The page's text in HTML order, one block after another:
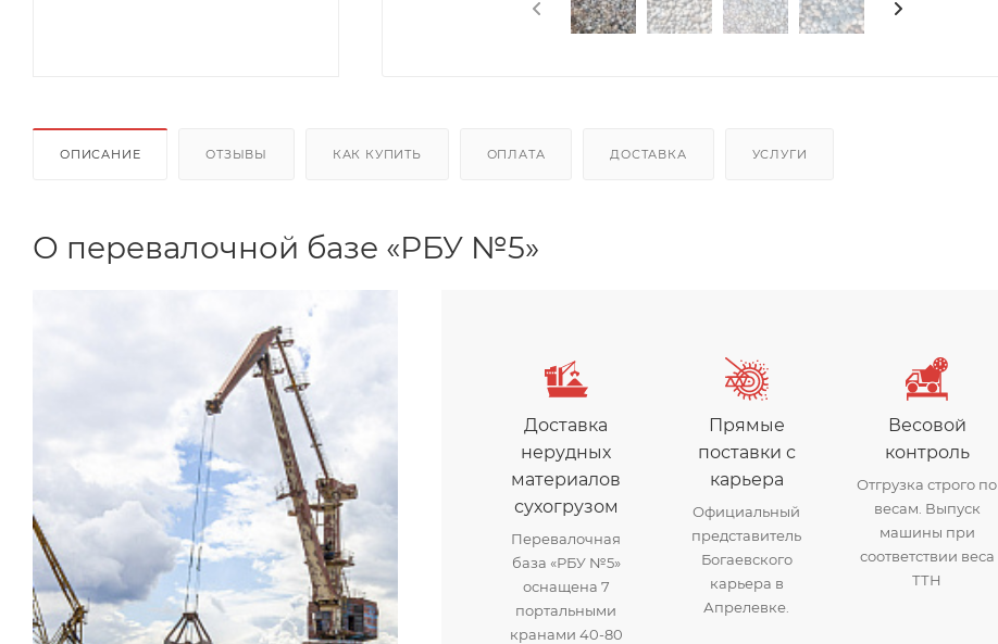
ОПИСАНИЕ ОТЗЫВЫ КАК КУПИТЬ ОПЛАТА ДОСТАВКА УСЛУГИ
О перевалочной базе «РБУ №5»
Доставка
нерудных
материалов
сухогрузом
Перевалочная
база «РБУ №5»
оснащена 7
портальными
кранами 40-80
Прямые
поставки с
карьера
Официальный
представитель
Богаевского
карьера в
Апрелевке.
Весовой
контроль
Отгрузка строго по
весам. Выпуск
машины при
соответствии веса
ТТН